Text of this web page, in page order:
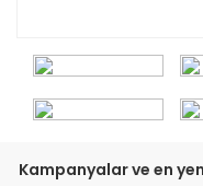
Kampanyalar ve en